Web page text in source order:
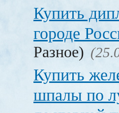
Купить
городе
Разное)
Купить
шпалы по